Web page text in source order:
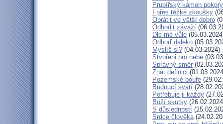
Prubířský kámen pokory
I přes těžké zkoušky
Obrátit ve větší dobro
Odhodit závaží
Dle mé vůle
Odhoď daleko
Myslíš si? (04.03.2024)
Stvořeni pro nebe
Správný směr
Znát definici
Pozemské bouře
Budoucí svatí
Potřebuje ji každý
Boží skutky
S důsledností
Srdce člověka